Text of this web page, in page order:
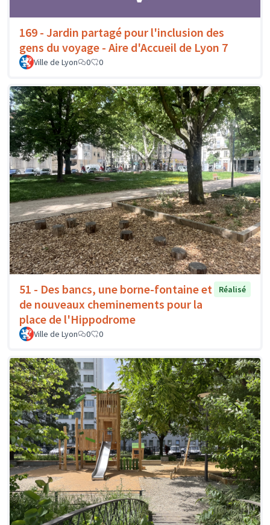
169 - Jardin partagé pour l'inclusion des
gens du voyage - Aire d'Accueil de Lyon 7
Ville de Lyon 0 0
51 - Des bancs, une borne-fontaine et
de nouveaux cheminements pour la
place de l'Hippodrome
Réalisé
Ville de Lyon 0 0